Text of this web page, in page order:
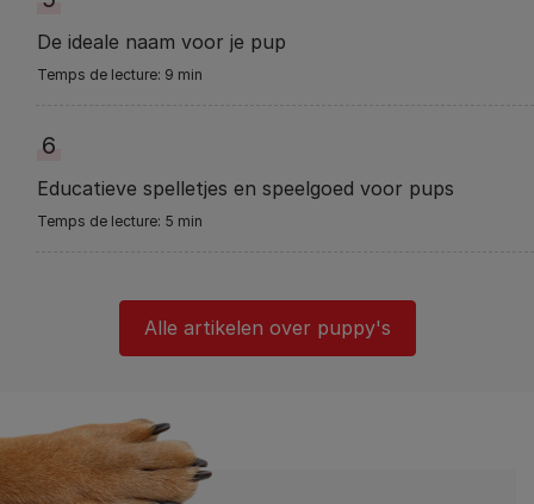
De ideale naam voor je pup
9 min
6
Educatieve spelletjes en speelgoed voor pups
5 min
Alle artikelen over puppy's